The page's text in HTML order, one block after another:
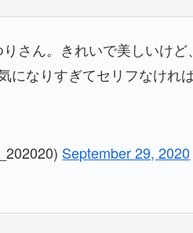
さん。きれいで美しいけ
になりすぎてセリフなけれ
September 29, 2020